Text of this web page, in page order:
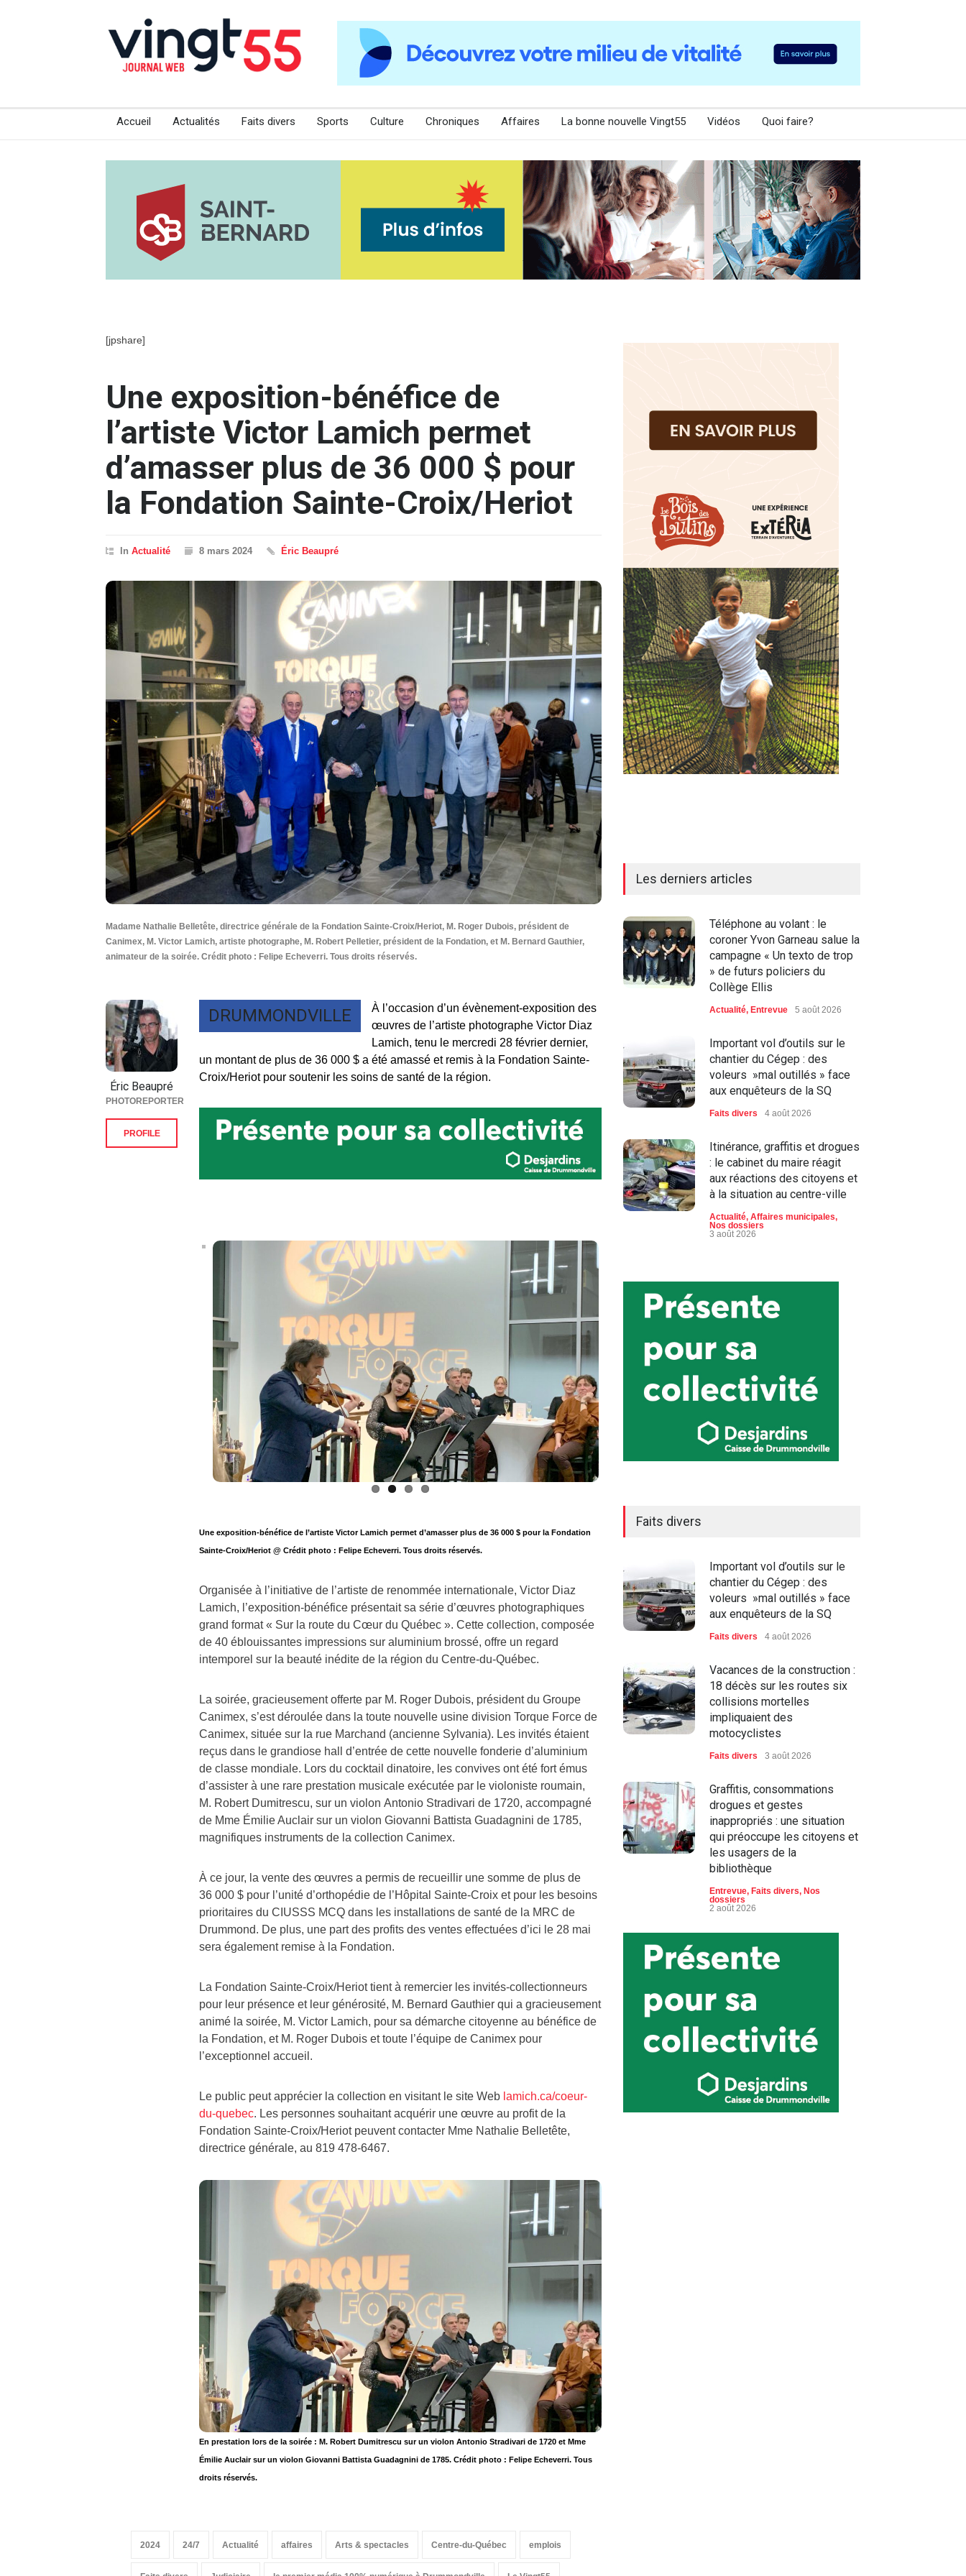
Accueil Actualités Faits divers Sports Culture Chroniques Affaires La bonne nouvelle Vingt55 Vidéos Quoi faire?
[jpshare]
Une exposition-bénéfice de
l’artiste Victor Lamich permet
d’amasser plus de 36 000 $ pour
la Fondation Sainte-Croix/Heriot
In Actualité 8 mars 2024 Éric Beaupré
Madame Nathalie Belletête, directrice générale de la Fondation Sainte-Croix/Heriot, M. Roger Dubois, président de
Canimex, M. Victor Lamich, artiste photographe, M. Robert Pelletier, président de la Fondation, et M. Bernard Gauthier,
animateur de la soirée. Crédit photo : Felipe Echeverri. Tous droits réservés.
DRUMMONDVILLE
À l’occasion d’un évènement-exposition des
œuvres de l’artiste photographe Victor Diaz
Lamich, tenu le mercredi 28 février dernier,
un montant de plus de 36 000 $ a été amassé et remis à la Fondation Sainte-
Croix/Heriot pour soutenir les soins de santé de la région.
Une exposition-bénéfice de l’artiste Victor Lamich permet d’amasser plus de 36 000 $ pour la Fondation
Sainte-Croix/Heriot @ Crédit photo : Felipe Echeverri. Tous droits réservés.
Organisée à l’initiative de l’artiste de renommée internationale, Victor Diaz
Lamich, l’exposition-bénéfice présentait sa série d’œuvres photographiques
grand format « Sur la route du Cœur du Québec ». Cette collection, composée
de 40 éblouissantes impressions sur aluminium brossé, offre un regard
intemporel sur la beauté inédite de la région du Centre-du-Québec.
La soirée, gracieusement offerte par M. Roger Dubois, président du Groupe
Canimex, s’est déroulée dans la toute nouvelle usine division Torque Force de
Canimex, située sur la rue Marchand (ancienne Sylvania). Les invités étaient
reçus dans le grandiose hall d’entrée de cette nouvelle fonderie d’aluminium
de classe mondiale. Lors du cocktail dinatoire, les convives ont été fort émus
d’assister à une rare prestation musicale exécutée par le violoniste roumain,
M. Robert Dumitrescu, sur un violon Antonio Stradivari de 1720, accompagné
de Mme Émilie Auclair sur un violon Giovanni Battista Guadagnini de 1785,
magnifiques instruments de la collection Canimex.
À ce jour, la vente des œuvres a permis de recueillir une somme de plus de
36 000 $ pour l’unité d’orthopédie de l’Hôpital Sainte-Croix et pour les besoins
prioritaires du CIUSSS MCQ dans les installations de santé de la MRC de
Drummond. De plus, une part des profits des ventes effectuées d’ici le 28 mai
sera également remise à la Fondation.
La Fondation Sainte-Croix/Heriot tient à remercier les invités-collectionneurs
pour leur présence et leur générosité, M. Bernard Gauthier qui a gracieusement
animé la soirée, M. Victor Lamich, pour sa démarche citoyenne au bénéfice de
la Fondation, et M. Roger Dubois et toute l’équipe de Canimex pour
l’exceptionnel accueil.
Le public peut apprécier la collection en visitant le site Web lamich.ca/coeur-
du-quebec. Les personnes souhaitant acquérir une œuvre au profit de la
Fondation Sainte-Croix/Heriot peuvent contacter Mme Nathalie Belletête,
directrice générale, au 819 478-6467.
En prestation lors de la soirée : M. Robert Dumitrescu sur un violon Antonio Stradivari de 1720 et Mme
Émilie Auclair sur un violon Giovanni Battista Guadagnini de 1785. Crédit photo : Felipe Echeverri. Tous
droits réservés.
Éric Beaupré
PHOTOREPORTER
PROFILE
2024 24/7 Actualité affaires Arts & spectacles Centre-du-Québec emplois
Les derniers articles
Téléphone au volant : le
coroner Yvon Garneau salue la
campagne « Un texto de trop
» de futurs policiers du
Collège Ellis
Actualité, Entrevue 5 août 2026
Important vol d’outils sur le
chantier du Cégep : des
voleurs »mal outillés » face
aux enquêteurs de la SQ
Faits divers 4 août 2026
Itinérance, graffitis et drogues
: le cabinet du maire réagit
aux réactions des citoyens et
à la situation au centre-ville
Actualité, Affaires municipales,
Nos dossiers
3 août 2026
Faits divers
Important vol d’outils sur le
chantier du Cégep : des
voleurs »mal outillés » face
aux enquêteurs de la SQ
Faits divers 4 août 2026
Vacances de la construction :
18 décès sur les routes six
collisions mortelles
impliquaient des
motocyclistes
Faits divers 3 août 2026
Graffitis, consommations
drogues et gestes
inappropriés : une situation
qui préoccupe les citoyens et
les usagers de la
bibliothèque
Entrevue, Faits divers, Nos
dossiers
2 août 2026